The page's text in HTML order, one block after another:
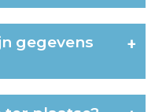
gegevens
+